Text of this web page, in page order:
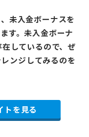
未入金ボーナスを
す。未入金ボーナ
しているので、ぜ
ンジしてみるのを
を見る